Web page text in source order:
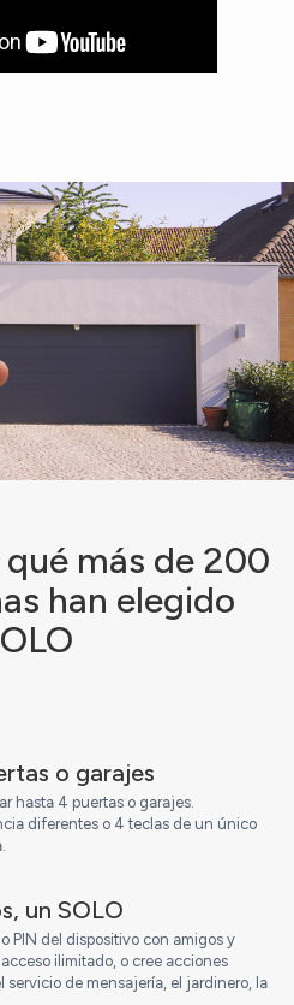
más de 200
han elegido
o garajes
hasta 4 puertas o garajes.
diferentes o 4 teclas de un único
un SOLO
PIN del dispositivo con amigos y
ilimitado, o cree acciones
servicio de mensajería, el jardinero, la